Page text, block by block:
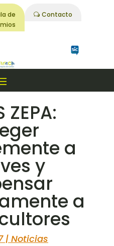
de
Contacto
ZEPA:
a
y
a
| Noticias